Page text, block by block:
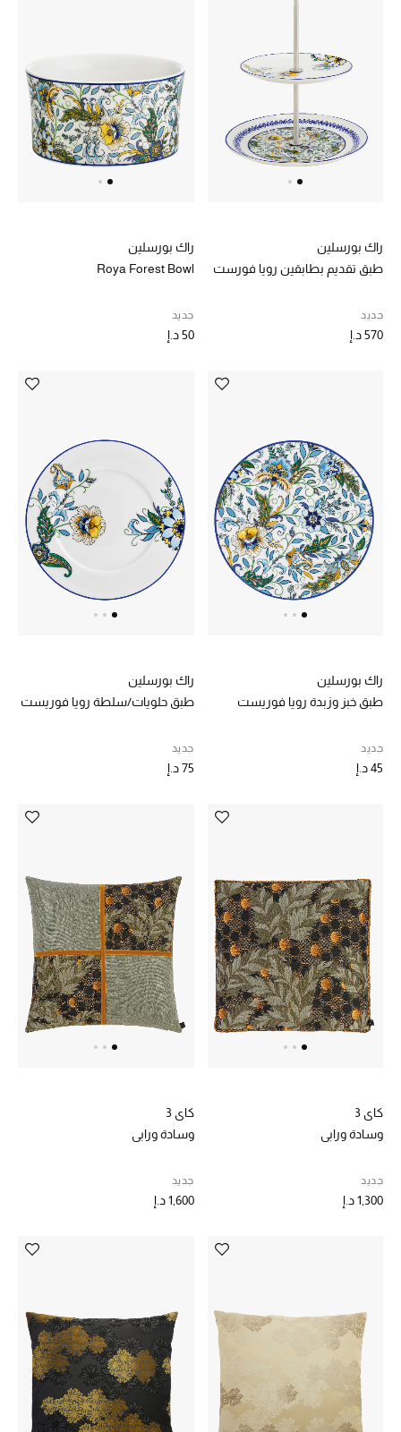
راك بورسلين
طبق تقديم بطابقين رويا فورست
جديد
570 د.إ
راك بورسلين
Roya Forest Bowl
جديد
50 د.إ
راك بورسلين
طبق خبز وزبدة رويا فوريست
جديد
45 د.إ
راك بورسلين
طبق حلويات/سلطة رويا فوريست
جديد
75 د.إ
كاي 3
وسادة ورابي
جديد
1,300 د.إ
كاي 3
وسادة ورابي
جديد
1,600 د.إ